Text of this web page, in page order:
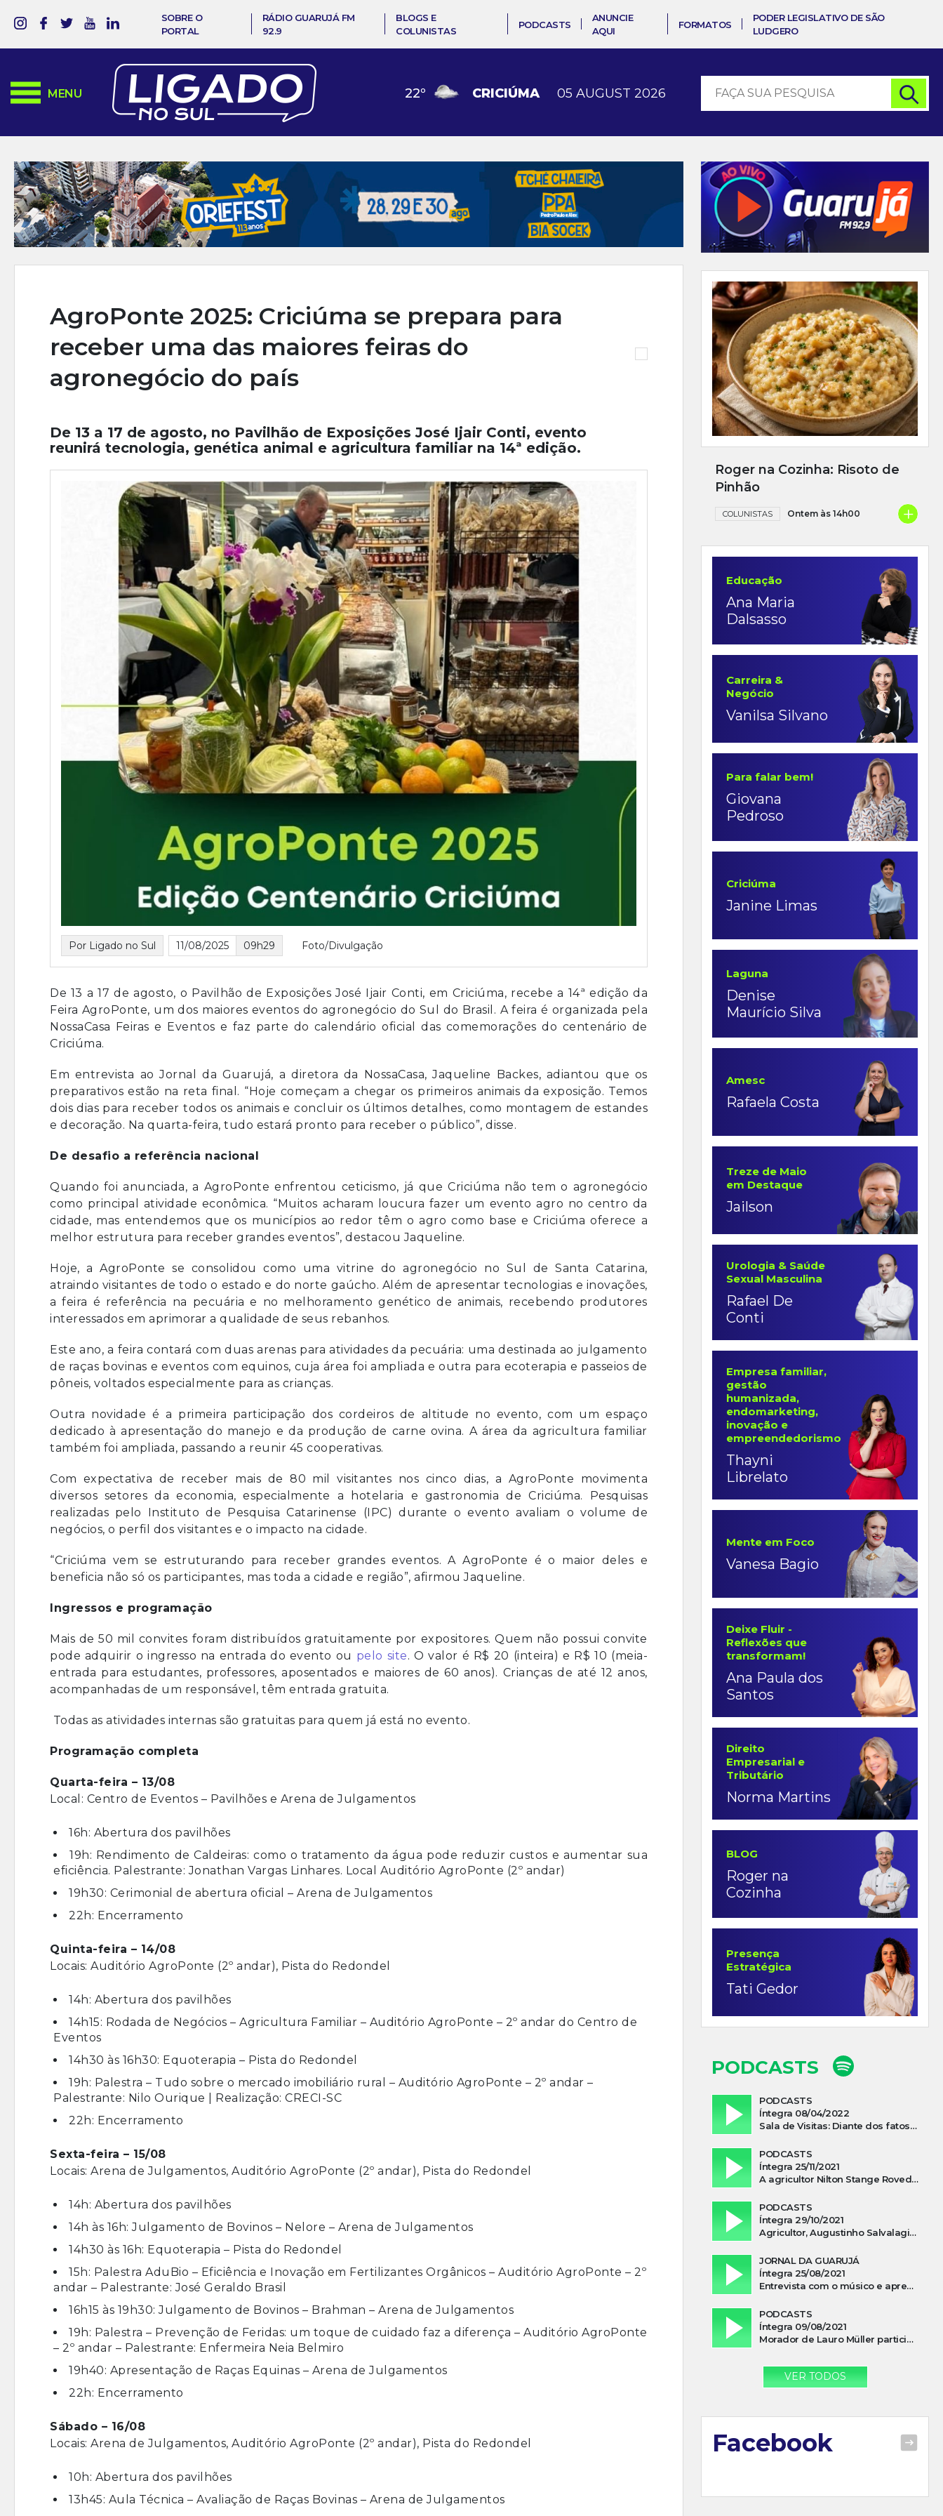
SOBRE O
PORTAL
RÁDIO GUARUJÁ FM
92.9
BLOGS E
COLUNISTAS
PODCASTS
ANUNCIE
AQUI
FORMATOS
PODER LEGISLATIVO DE SÃO
LUDGERO
MENU 22º CRICIÚMA 05 AUGUST 2026
AgroPonte 2025: Criciúma se prepara para
receber uma das maiores feiras do
agronegócio do país
De 13 a 17 de agosto, no Pavilhão de Exposições José Ijair Conti, evento
reunirá tecnologia, genética animal e agricultura familiar na 14ª edição.
Por Ligado no Sul 11/08/2025 09h29 Foto/Divulgação
De 13 a 17 de agosto, o Pavilhão de Exposições José Ijair Conti, em Criciúma, recebe a 14ª edição da
Feira AgroPonte, um dos maiores eventos do agronegócio do Sul do Brasil. A feira é organizada pela
NossaCasa Feiras e Eventos e faz parte do calendário oficial das comemorações do centenário de
Criciúma.
Em entrevista ao Jornal da Guarujá, a diretora da NossaCasa, Jaqueline Backes, adiantou que os
preparativos estão na reta final. “Hoje começam a chegar os primeiros animais da exposição. Temos
dois dias para receber todos os animais e concluir os últimos detalhes, como montagem de estandes
e decoração. Na quarta-feira, tudo estará pronto para receber o público”, disse.
De desafio a referência nacional
Quando foi anunciada, a AgroPonte enfrentou ceticismo, já que Criciúma não tem o agronegócio
como principal atividade econômica. “Muitos acharam loucura fazer um evento agro no centro da
cidade, mas entendemos que os municípios ao redor têm o agro como base e Criciúma oferece a
melhor estrutura para receber grandes eventos”, destacou Jaqueline.
Hoje, a AgroPonte se consolidou como uma vitrine do agronegócio no Sul de Santa Catarina,
atraindo visitantes de todo o estado e do norte gaúcho. Além de apresentar tecnologias e inovações,
a feira é referência na pecuária e no melhoramento genético de animais, recebendo produtores
interessados em aprimorar a qualidade de seus rebanhos.
Este ano, a feira contará com duas arenas para atividades da pecuária: uma destinada ao julgamento
de raças bovinas e eventos com equinos, cuja área foi ampliada e outra para ecoterapia e passeios de
pôneis, voltados especialmente para as crianças.
Outra novidade é a primeira participação dos cordeiros de altitude no evento, com um espaço
dedicado à apresentação do manejo e da produção de carne ovina. A área da agricultura familiar
também foi ampliada, passando a reunir 45 cooperativas.
Com expectativa de receber mais de 80 mil visitantes nos cinco dias, a AgroPonte movimenta
diversos setores da economia, especialmente a hotelaria e gastronomia de Criciúma. Pesquisas
realizadas pelo Instituto de Pesquisa Catarinense (IPC) durante o evento avaliam o volume de
negócios, o perfil dos visitantes e o impacto na cidade.
“Criciúma vem se estruturando para receber grandes eventos. A AgroPonte é o maior deles e
beneficia não só os participantes, mas toda a cidade e região”, afirmou Jaqueline.
Ingressos e programação
Mais de 50 mil convites foram distribuídos gratuitamente por expositores. Quem não possui convite
pode adquirir o ingresso na entrada do evento ou pelo site. O valor é R$ 20 (inteira) e R$ 10 (meia-
entrada para estudantes, professores, aposentados e maiores de 60 anos). Crianças de até 12 anos,
acompanhadas de um responsável, têm entrada gratuita.
Todas as atividades internas são gratuitas para quem já está no evento.
Programação completa
Quarta-feira – 13/08
Local: Centro de Eventos – Pavilhões e Arena de Julgamentos
16h: Abertura dos pavilhões
19h: Rendimento de Caldeiras: como o tratamento da água pode reduzir custos e aumentar sua
eficiência. Palestrante: Jonathan Vargas Linhares. Local Auditório AgroPonte (2º andar)
19h30: Cerimonial de abertura oficial – Arena de Julgamentos
22h: Encerramento
Quinta-feira – 14/08
Locais: Auditório AgroPonte (2º andar), Pista do Redondel
14h: Abertura dos pavilhões
14h15: Rodada de Negócios – Agricultura Familiar – Auditório AgroPonte – 2º andar do Centro de
Eventos
14h30 às 16h30: Equoterapia – Pista do Redondel
19h: Palestra – Tudo sobre o mercado imobiliário rural – Auditório AgroPonte – 2º andar –
Palestrante: Nilo Ourique | Realização: CRECI-SC
22h: Encerramento
Sexta-feira – 15/08
Locais: Arena de Julgamentos, Auditório AgroPonte (2º andar), Pista do Redondel
14h: Abertura dos pavilhões
14h às 16h: Julgamento de Bovinos – Nelore – Arena de Julgamentos
14h30 às 16h: Equoterapia – Pista do Redondel
15h: Palestra AduBio – Eficiência e Inovação em Fertilizantes Orgânicos – Auditório AgroPonte – 2º
andar – Palestrante: José Geraldo Brasil
16h15 às 19h30: Julgamento de Bovinos – Brahman – Arena de Julgamentos
19h: Palestra – Prevenção de Feridas: um toque de cuidado faz a diferença – Auditório AgroPonte
– 2º andar – Palestrante: Enfermeira Neia Belmiro
19h40: Apresentação de Raças Equinas – Arena de Julgamentos
22h: Encerramento
Sábado – 16/08
Locais: Arena de Julgamentos, Auditório AgroPonte (2º andar), Pista do Redondel
10h: Abertura dos pavilhões
13h45: Aula Técnica – Avaliação de Raças Bovinas – Arena de Julgamentos
Roger na Cozinha: Risoto de
Pinhão
COLUNISTAS Ontem às 14h00 +
Educação
Ana Maria
Dalsasso
Carreira &
Negócio
Vanilsa Silvano
Para falar bem!
Giovana
Pedroso
Criciúma
Janine Limas
Laguna
Denise
Maurício Silva
Amesc
Rafaela Costa
Treze de Maio
em Destaque
Jailson
Urologia & Saúde
Sexual Masculina
Rafael De
Conti
Empresa familiar,
gestão
humanizada,
endomarketing,
inovação e
empreendedorismo
Thayni
Librelato
Mente em Foco
Vanesa Bagio
Deixe Fluir -
Reflexões que
transformam!
Ana Paula dos
Santos
Direito
Empresarial e
Tributário
Norma Martins
BLOG
Roger na
Cozinha
Presença
Estratégica
Tati Gedor
PODCASTS
PODCASTS
Íntegra 08/04/2022
Sala de Visitas: Diante dos fatos que influenciam a economia o que podemos esperar de 2022
PODCASTS
Íntegra 25/11/2021
A agricultor Nilton Stange Roveda, afirma ter recebido ajuda espiritual durante acidente
PODCASTS
Íntegra 29/10/2021
Agricultor, Augustinho Salvalagio, relata sobre aparição do Cavaleiro Negro no Rio das Furnas
JORNAL DA GUARUJÁ
Íntegra 25/08/2021
Entrevista com o músico e apresentador, Lismael Ferrareis, no Cidade e Campo
PODCASTS
Íntegra 09/08/2021
Morador de Lauro Müller participa de motociata em apoio a Bolsonaro
VER TODOS
Facebook